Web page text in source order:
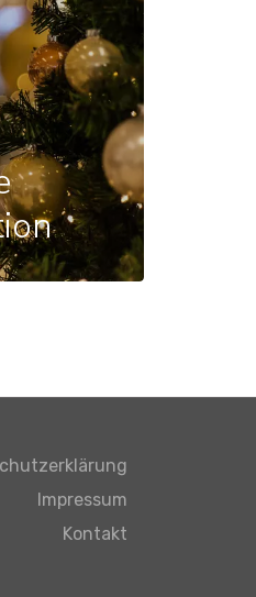
Impressum
Kontakt